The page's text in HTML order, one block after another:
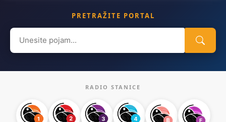
PRETRAŽITE PORTAL
Search
for:
RADIO STANICE